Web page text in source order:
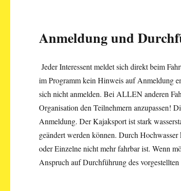
Anmeldung und
Jeder Interessent meldet sich direkt beim
im Programm kein Hinweis auf Anmeldung
sich nicht anmelden. Bei ALLEN anderen
Organisation den Teilnehmern anzupassen!
Anmeldung. Der Kajaksport ist stark
geändert werden können. Durch
oder Einzelne nicht mehr fahrbar ist. Wenn
Anspruch auf Durchführung des vorgestellten